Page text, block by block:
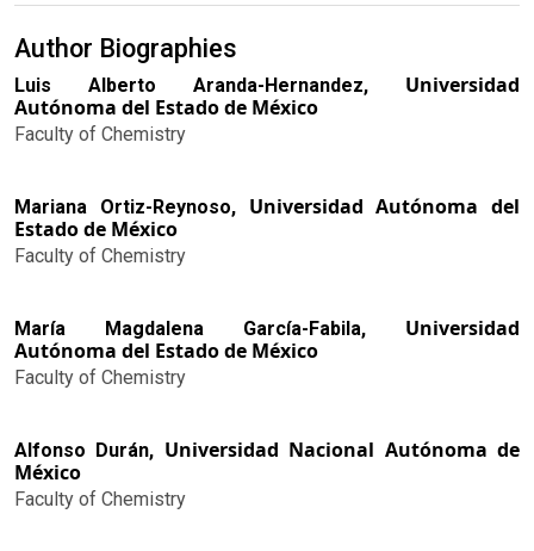
Author Biographies
Luis Alberto Aranda-Hernandez, Universidad
Autónoma del Estado de México
Faculty of Chemistry
Mariana Ortiz-Reynoso, Universidad Autónoma del
Estado de México
Faculty of Chemistry
María Magdalena García-Fabila, Universidad
Autónoma del Estado de México
Faculty of Chemistry
Alfonso Durán, Universidad Nacional Autónoma de
México
Faculty of Chemistry